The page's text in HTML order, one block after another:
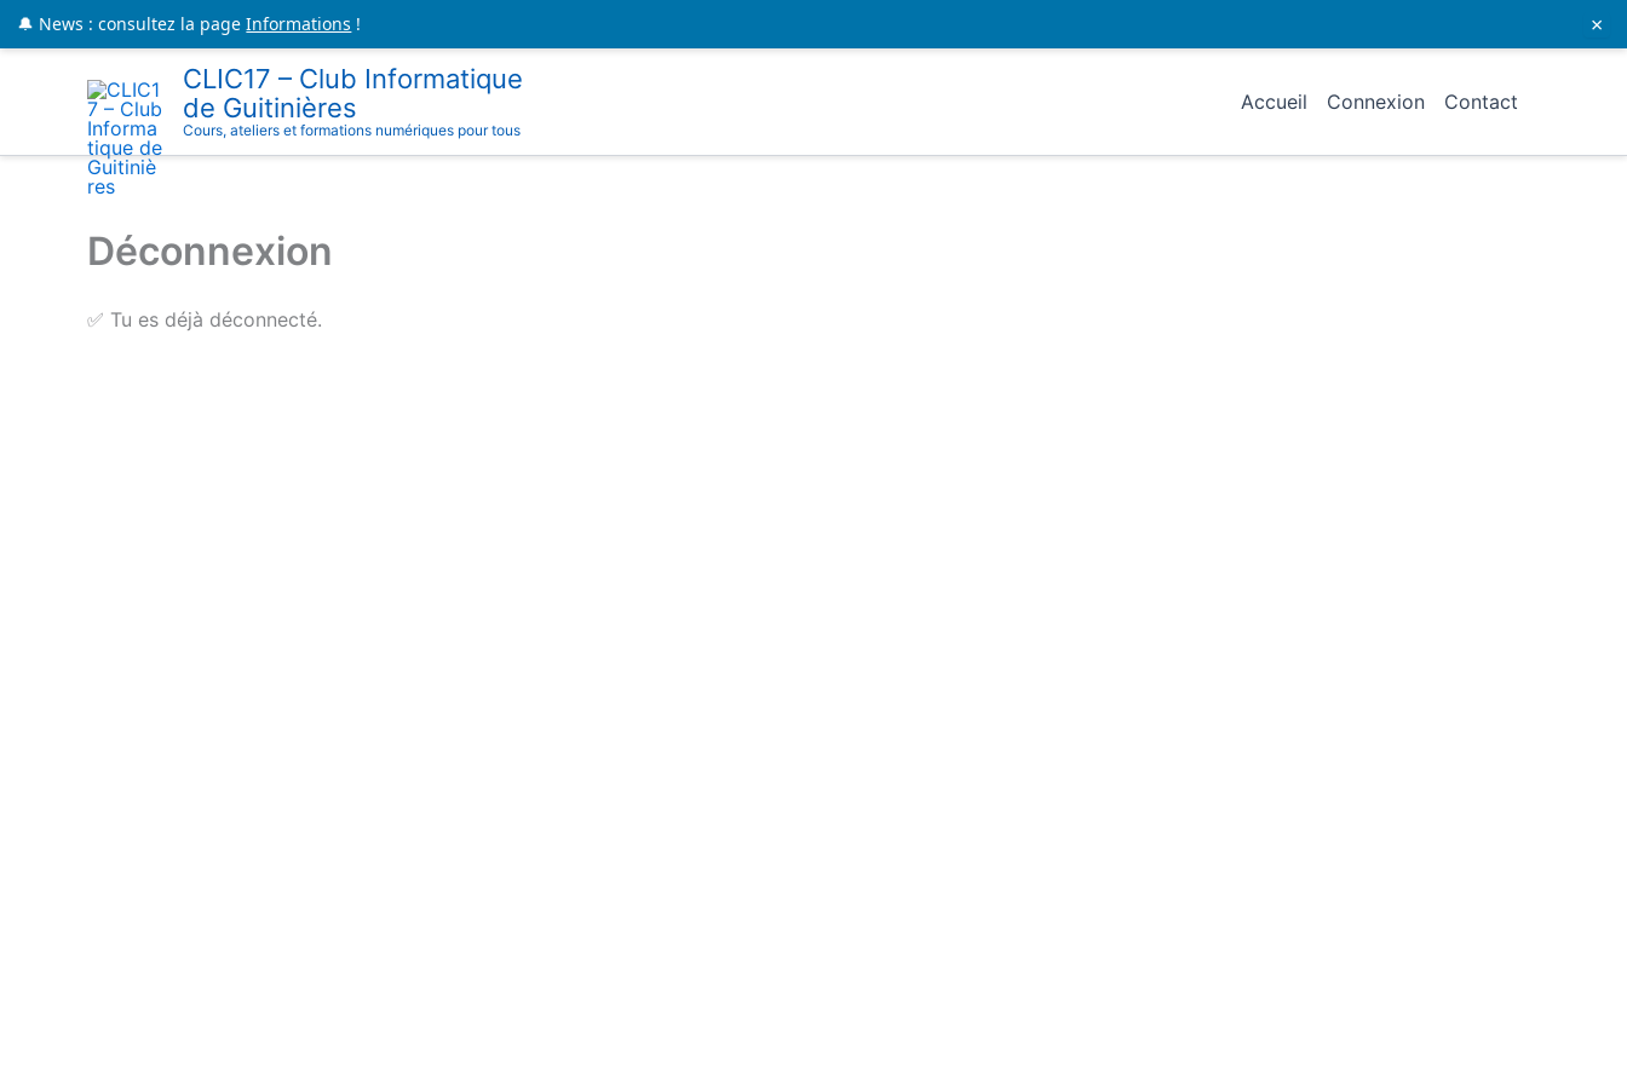
🔔 News : consultez la pageInformations ! ×
Aller
au
CLIC17 – Club Informatique
de Guitinières
Cours, ateliers et formations numériques pour tous
Accueil Connexion Contact
Déconnexion
✅ Tu es déjà déconnecté.